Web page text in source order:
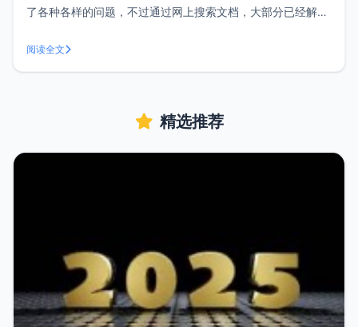
了各种各样的问题，不过通过网上搜索文档，大部分已经解
wordpress主题选项只能看到当前使用的主题（其它主题不能
显示出来），并且当前主题还不能在线编辑保存。通过网上查
阅读全文
精选推荐